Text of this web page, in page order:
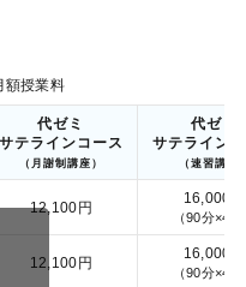
額授業料
代ゼミ
サテラインコース
（月謝制講座）
代ゼミ
サテライン
（速習講座
12,100円
16,000円
（90分×4
12,100円
16,000円
（90分×4